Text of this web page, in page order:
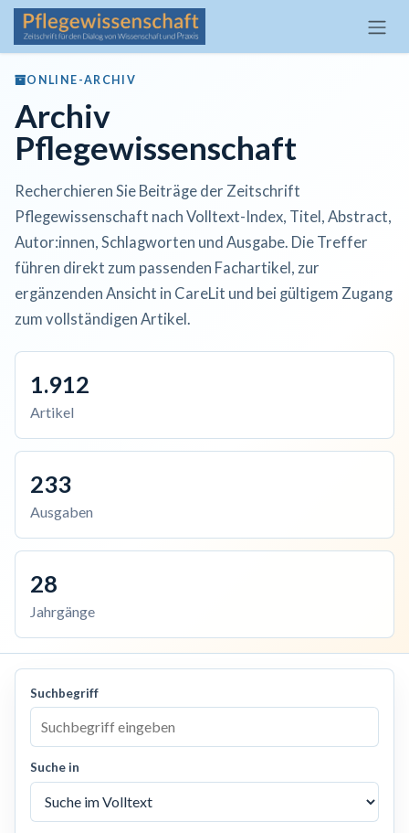
Zum Inhalt springen
ONLINE-ARCHIV
Archiv
Pflegewissenschaft
Recherchieren Sie Beiträge der Zeitschrift
Pflegewissenschaft nach Volltext-Index, Titel, Abstract,
Autor:innen, Schlagworten und Ausgabe. Die Treffer
führen direkt zum passenden Fachartikel, zur
ergänzenden Ansicht in CareLit und bei gültigem Zugang
zum vollständigen Artikel.
1.912
Artikel
233
Ausgaben
28
Jahrgänge
Suchbegriff
Suche in